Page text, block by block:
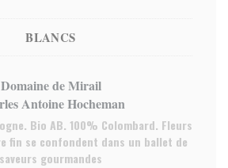
BLANCS
Domaine de Mirail
Antoine Hocheman
Bio AB. 100% Colombard. Fleurs
fin se confondent dans un ballet de
saveurs gourmandes